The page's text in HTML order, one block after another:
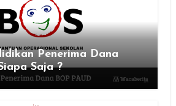
Penerima Dana
Saja ?